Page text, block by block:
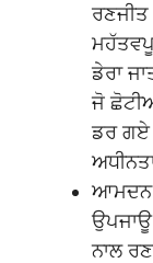
ਰਣਜੀਤ
ਡੇਰਾ
ਜੋ
ਡਰ ਗਏ
ਆਮਦਨ
ਨਾਲ